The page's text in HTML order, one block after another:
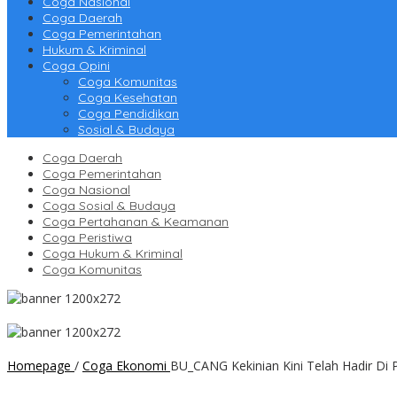
Coga Daerah
Coga Pemerintahan
Hukum & Kriminal
Coga Opini
Coga Komunitas
Coga Kesehatan
Coga Pendidikan
Sosial & Budaya
Coga Daerah
Coga Pemerintahan
Coga Nasional
Coga Sosial & Budaya
Coga Pertahanan & Keamanan
Coga Peristiwa
Coga Hukum & Kriminal
Coga Komunitas
Homepage / Coga Ekonomi BU_CANG Kekinian Kini Telah Hadir Di